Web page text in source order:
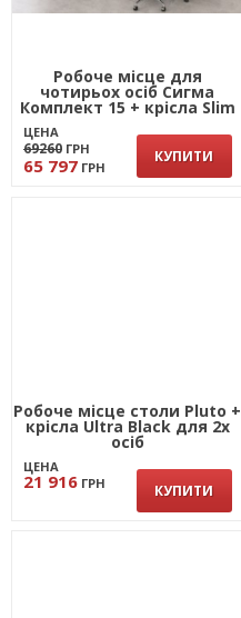
Робоче місце для
чотирьох осіб Сигма
Комплект 15 + крісла Slim
HB Black
ЦЕНА
69260 ГРН
65 797 ГРН
КУПИТИ
Робоче місце столи Pluto +
крісла Ultra Black для 2х
осіб
ЦЕНА
21 916 ГРН КУПИТИ